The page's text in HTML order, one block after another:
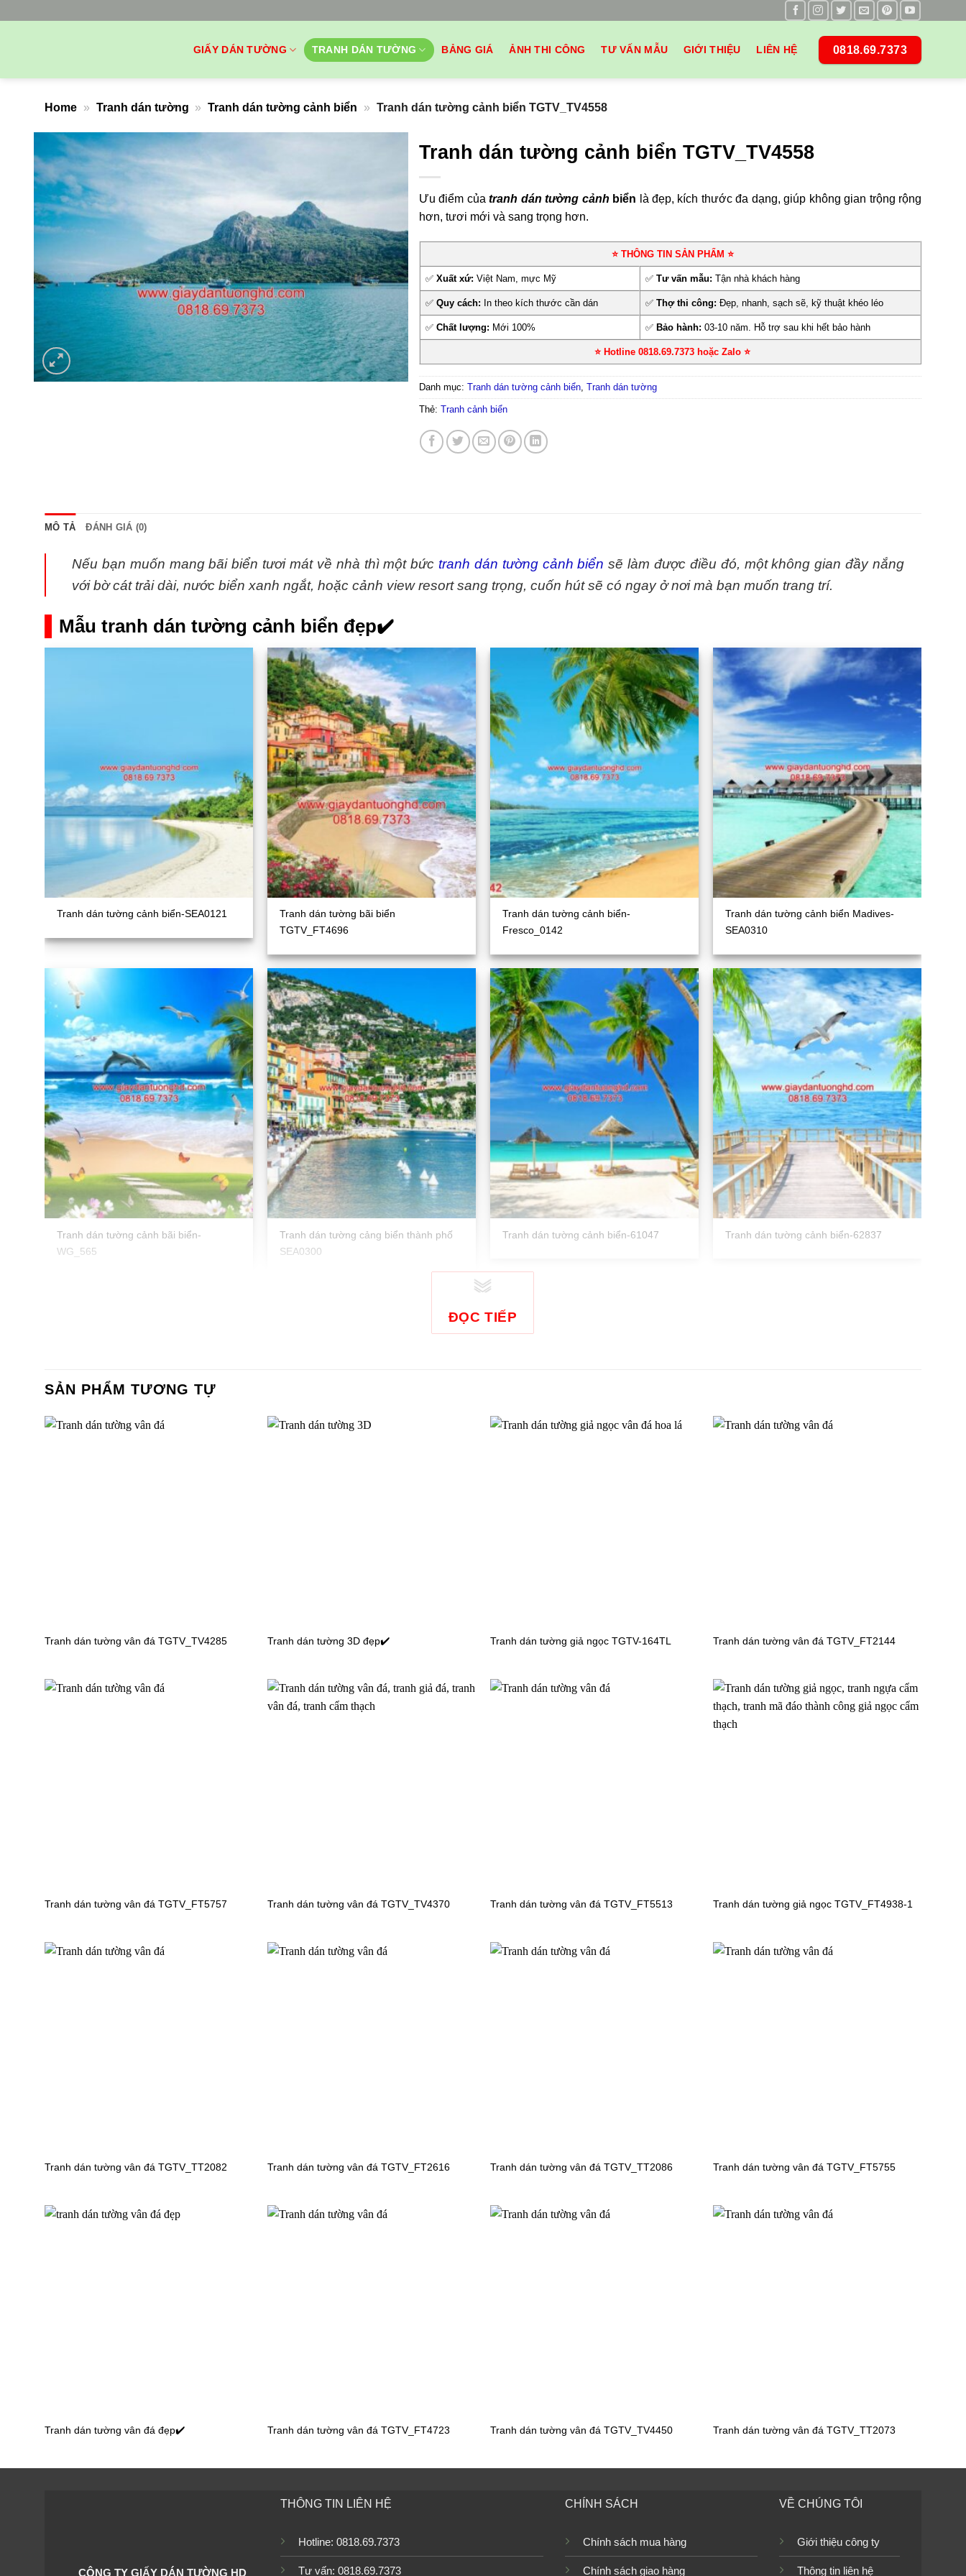
GIẤY DÁN TƯỜNG TRANH DÁN TƯỜNG BẢNG GIÁ ẢNH THI CÔNG TƯ VẤN MẪU GIỚI THIỆU LIÊN HỆ 0818.69.7373
Home » Tranh dán tường » Tranh dán tường cảnh biển » Tranh dán tường cảnh biển TGTV_TV4558
Tranh dán tường cảnh biển TGTV_TV4558
Ưu điểm củatranh dán tường cảnh biển là đẹp, kích thước đa dạng, giúp không gian trộng rộng
hơn, tươi mới và sang trọng hơn.
⭐ THÔNG TIN SẢN PHẨM ⭐
✅Xuất xứ: Việt Nam, mực Mỹ ✅Tư vấn mẫu: Tận nhà khách hàng
✅Quy cách: In theo kích thước cần dán ✅Thợ thi công: Đẹp, nhanh, sạch sẽ, kỹ thuật khéo léo
✅Chất lượng: Mới 100% ✅ Bảo hành: 03-10 năm. Hỗ trợ sau khi hết bảo hành
⭐ Hotline 0818.69.7373 hoặc Zalo ⭐
Danh mục: Tranh dán tường cảnh biển, Tranh dán tường
Thẻ: Tranh cảnh biển
MÔ TẢ ĐÁNH GIÁ (0)
Nếu bạn muốn mang bãi biển tươi mát về nhà thì một bứctranh dán tường cảnh biển sẽ làm được điều đó, một không gian đầy nắng
với bờ cát trải dài, nước biển xanh ngắt, hoặc cảnh view resort sang trọng, cuốn hút sẽ có ngay ở nơi mà bạn muốn trang trí.
Mẫu tranh dán tường cảnh biển đẹp✔️
Tranh dán tường cảnh biển-SEA0121
Tranh dán tường bãi biển
TGTV_FT4696
Tranh dán tường cảnh biển-
Fresco_0142
Tranh dán tường cảnh biển Madives-
SEA0310
Tranh dán tường cảnh bãi biển-
WG_565
Tranh dán tường cảng biển thành phố
SEA0300
Tranh dán tường cảnh biển-61047 Tranh dán tường cảnh biển-62837
Tranh dán tường cảnh biển
TGTV_FT4756
TGTV_FT2817
TGTV_FT2615
Tranh dán tường đại dương
Tranh dán tường đại dương
Tranh dán tường đại dương
Tranh dán tường đại dương
Tranh dán tường đại dương
Tranh dán tường đại dương
Tranh dán tường đại dương
ĐỌC TIẾP
SẢN PHẨM TƯƠNG TỰ
Tranh dán tường vân đá TGTV_TV4285 Tranh dán tường 3D đẹp✔️ Tranh dán tường giả ngọc TGTV-164TL Tranh dán tường vân đá TGTV_FT2144
Tranh dán tường vân đá TGTV_FT5757 Tranh dán tường vân đá TGTV_TV4370 Tranh dán tường vân đá TGTV_FT5513 Tranh dán tường giả ngọc TGTV_FT4938-1
Tranh dán tường vân đá TGTV_TT2082 Tranh dán tường vân đá TGTV_FT2616 Tranh dán tường vân đá TGTV_TT2086 Tranh dán tường vân đá TGTV_FT5755
Tranh dán tường vân đá đẹp✔️ Tranh dán tường vân đá TGTV_FT4723 Tranh dán tường vân đá TGTV_TV4450 Tranh dán tường vân đá TGTV_TT2073
CÔNG TY GIẤY DÁN TƯỜNG HD
THÔNG TIN LIÊN HỆ
Hotline: 0818.69.7373
Tư vấn: 0818.69.7373
CHÍNH SÁCH
Chính sách mua hàng
Chính sách giao hàng
VỀ CHÚNG TÔI
Giới thiệu công ty
Thông tin liên hệ